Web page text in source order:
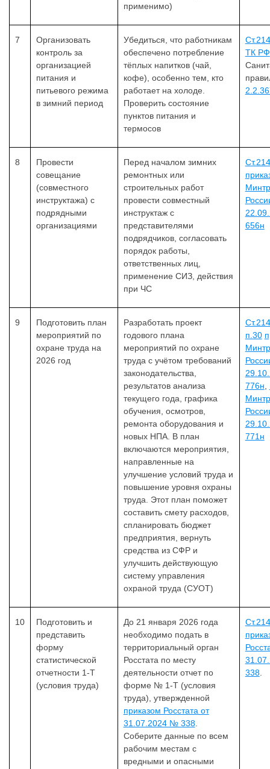
применимо)
7
Организовать
контроль за
организацией
питания и
питьевого режима
в зимний период
Убедиться, что работникам
обеспечено потребление
тёплых напитков (чай,
кофе), особенно тем, кто
работает на холоде.
Проверить состояние
пунктов питания и
термосов
Ст.214
ТК РФ
8
Провести
совещание
(совместного
инструктажа) с
подрядными
организациями
Перед началом зимних
ремонтных или
строительных работ
провести совместный
инструктаж с
представителями
подрядчиков, согласовать
порядок работы,
ответственных лиц,
применение СИЗ, действия
при ЧС
656н
9
Подготовить план
мероприятий по
охране труда на
2026 год
Разработать проект
годового плана
мероприятий по охране
труда с учётом требований
законодательства,
результатов анализа
текущего года, графика
обучения, осмотров,
ремонта оборудования и
новых НПА. В план
включаются мероприятия,
направленные на
улучшение условий труда и
повышение уровня охраны
труда. Этот план поможет
составить смету расходов,
спланировать бюджет
предприятия, вернуть
средства из СФР и
улучшить действующую
систему управления
охраной труда (СУОТ)
п.30
776н
771н
10
Подготовить и
представить
форму
статистической
отчетности 1-Т
(условия труда)
До 21 января 2026 года
необходимо подать в
территориальный орган
Росстата по месту
деятельности отчет по
форме № 1-Т (условия
труда), утвержденной
приказом Росстата от
31.07.2024 № 338.
Соберите данные по всем
рабочим местам с
вредными и опасными
338.